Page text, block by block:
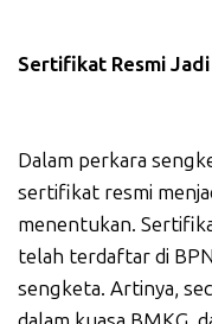
Sertifikat Resmi
Dalam perkara
sertifikat resmi
menentukan.
telah terdaftar di
sengketa. Artinya,